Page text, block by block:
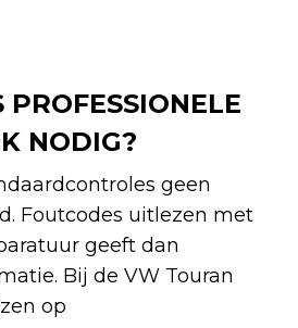
NODIG?
geen
Foutcodes uitlezen met
geeft dan
Bij de VW Touran
op